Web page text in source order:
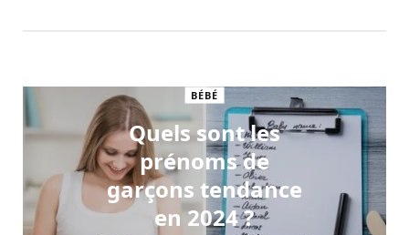
BÉBÉ
Quels sont les
prénoms de
garçons tendance
en 2024 ?